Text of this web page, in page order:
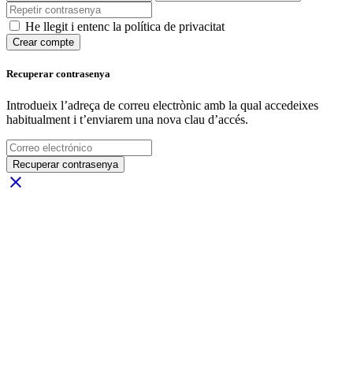
He llegit i entenc la política de privacitat
Crear compte
Recuperar contrasenya
Introdueix l’adreça de correu electrònic amb la qual accedeixes
habitualment i t’enviarem una nova clau d’accés.
Recuperar contrasenya
close